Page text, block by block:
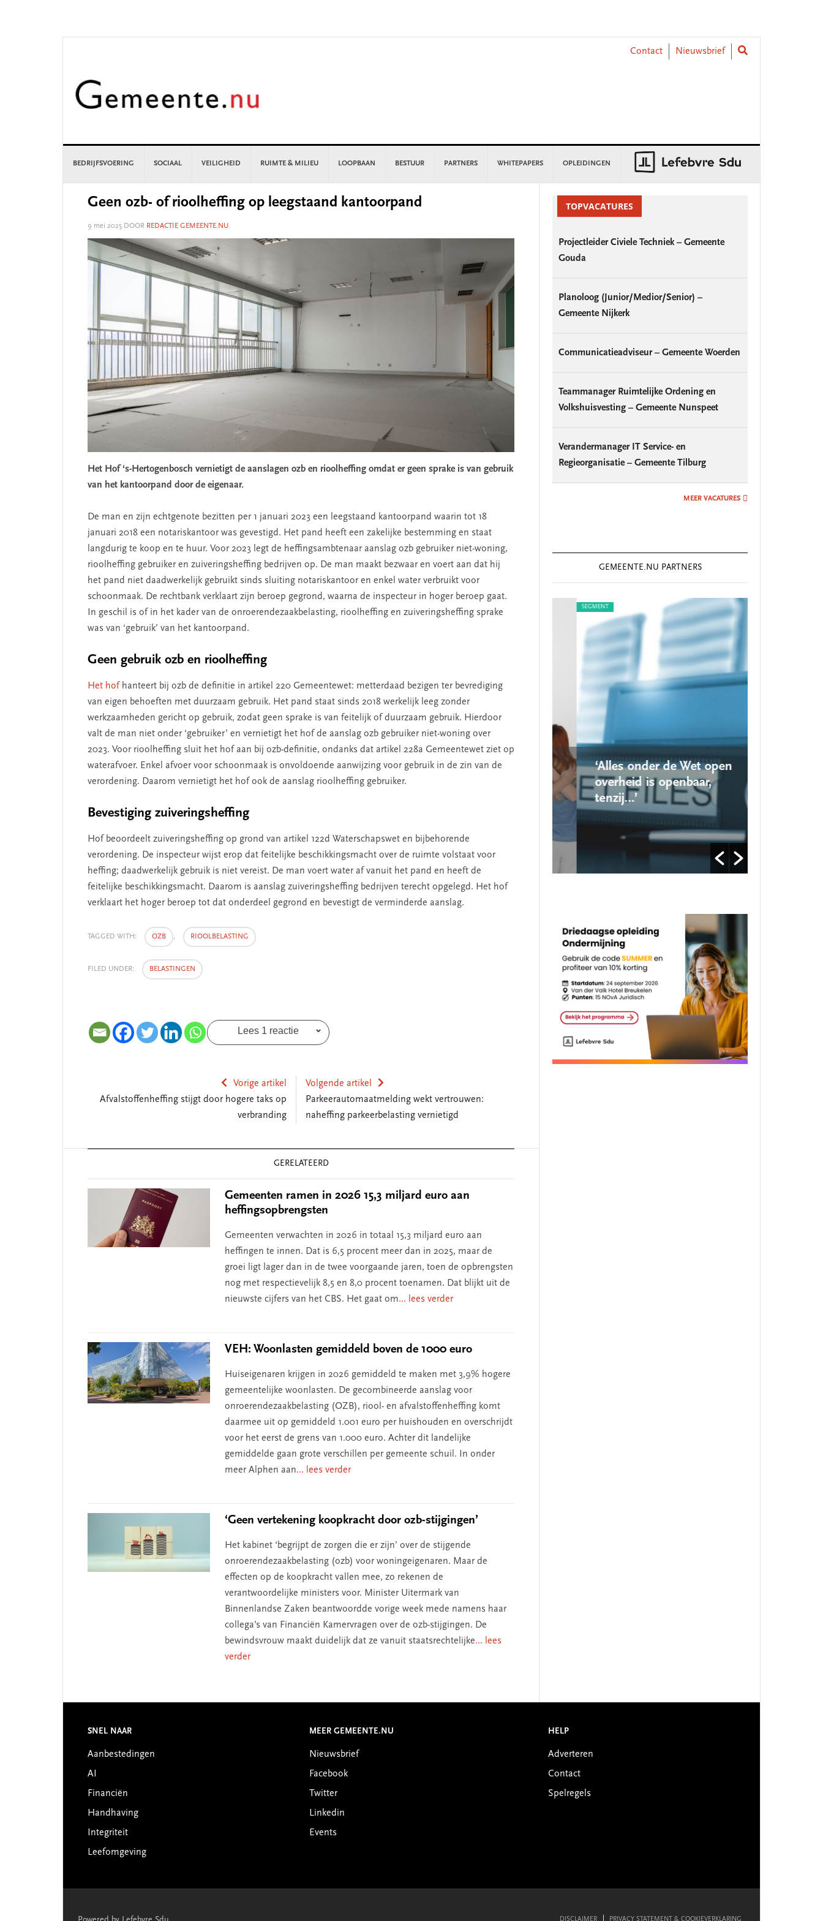
Contact
Nieuwsbrief
BEDRIJFSVOERING SOCIAAL VEILIGHEID RUIMTE & MILIEU LOOPBAAN BESTUUR PARTNERS WHITEPAPERS OPLEIDINGEN
Geen ozb- of rioolheffing op leegstaand kantoorpand
9 mei 2025 DOOR REDACTIE GEMEENTE.NU
Het Hof ‘s-Hertogenbosch vernietigt de aanslagen ozb en rioolheffing omdat er geen sprake is van gebruik
van het kantoorpand door de eigenaar.
De man en zijn echtgenote bezitten per 1 januari 2023 een leegstaand kantoorpand waarin tot 18
januari 2018 een notariskantoor was gevestigd. Het pand heeft een zakelijke bestemming en staat
langdurig te koop en te huur. Voor 2023 legt de heffingsambtenaar aanslag ozb gebruiker niet-woning,
rioolheffing gebruiker en zuiveringsheffing bedrijven op. De man maakt bezwaar en voert aan dat hij
het pand niet daadwerkelijk gebruikt sinds sluiting notariskantoor en enkel water verbruikt voor
schoonmaak. De rechtbank verklaart zijn beroep gegrond, waarna de inspecteur in hoger beroep gaat.
In geschil is of in het kader van de onroerendezaakbelasting, rioolheffing en zuiveringsheffing sprake
was van ‘gebruik’ van het kantoorpand.
Geen gebruik ozb en rioolheffing
Het hofhanteert bij ozb de definitie in artikel 220 Gemeentewet: metterdaad bezigen ter bevrediging
van eigen behoeften met duurzaam gebruik. Het pand staat sinds 2018 werkelijk leeg zonder
werkzaamheden gericht op gebruik, zodat geen sprake is van feitelijk of duurzaam gebruik. Hierdoor
valt de man niet onder ‘gebruiker’ en vernietigt het hof de aanslag ozb gebruiker niet-woning over
2023. Voor rioolheffing sluit het hof aan bij ozb-definitie, ondanks dat artikel 228a Gemeentewet ziet op
waterafvoer. Enkel afvoer voor schoonmaak is onvoldoende aanwijzing voor gebruik in de zin van de
verordening. Daarom vernietigt het hof ook de aanslag rioolheffing gebruiker.
Bevestiging zuiveringsheffing
Hof beoordeelt zuiveringsheffing op grond van artikel 122d Waterschapswet en bijbehorende
verordening. De inspecteur wijst erop dat feitelijke beschikkingsmacht over de ruimte volstaat voor
heffing; daadwerkelijk gebruik is niet vereist. De man voert water af vanuit het pand en heeft de
feitelijke beschikkingsmacht. Daarom is aanslag zuiveringsheffing bedrijven terecht opgelegd. Het hof
verklaart het hoger beroep tot dat onderdeel gegrond en bevestigt de verminderde aanslag.
TAGGED WITH: OZB , RIOOLBELASTING
FILED UNDER: BELASTINGEN
Lees 1 reactie
Vorige artikel
Afvalstoffenheffing stijgt door hogere taks op
verbranding
Volgende artikel
Parkeerautomaatmelding wekt vertrouwen:
naheffing parkeerbelasting vernietigd
GERELATEERD
Gemeenten ramen in 2026 15,3 miljard euro aan
heffingsopbrengsten
Gemeenten verwachten in 2026 in totaal 15,3 miljard euro aan
heffingen te innen. Dat is 6,5 procent meer dan in 2025, maar de
groei ligt lager dan in de twee voorgaande jaren, toen de opbrengsten
nog met respectievelijk 8,5 en 8,0 procent toenamen. Dat blijkt uit de
nieuwste cijfers van het CBS. Het gaat om... lees verder
VEH: Woonlasten gemiddeld boven de 1000 euro
Huiseigenaren krijgen in 2026 gemiddeld te maken met 3,9% hogere
gemeentelijke woonlasten. De gecombineerde aanslag voor
onroerendezaakbelasting (OZB), riool- en afvalstoffenheffing komt
daarmee uit op gemiddeld 1.001 euro per huishouden en overschrijdt
voor het eerst de grens van 1.000 euro. Achter dit landelijke
gemiddelde gaan grote verschillen per gemeente schuil. In onder
meer Alphen aan... lees verder
‘Geen vertekening koopkracht door ozb-stijgingen’
Het kabinet ‘begrijpt de zorgen die er zijn’ over de stijgende
onroerendezaakbelasting (ozb) voor woningeigenaren. Maar de
effecten op de koopkracht vallen mee, zo rekenen de
verantwoordelijke ministers voor. Minister Uitermark van
Binnenlandse Zaken beantwoordde vorige week mede namens haar
collega’s van Financiën Kamervragen over de ozb-stijgingen. De
bewindsvrouw maakt duidelijk dat ze vanuit staatsrechtelijke... lees
verder
SidebarTOPVACATURES
Projectleider Civiele Techniek – Gemeente
Gouda
Planoloog (Junior/Medior/Senior) –
Gemeente Nijkerk
Communicatieadviseur – Gemeente Woerden
Teammanager Ruimtelijke Ordening en
Volkshuisvesting – Gemeente Nunspeet
Verandermanager IT Service- en
Regieorganisatie – Gemeente Tilburg
MEER VACATURES
GEMEENTE.NU PARTNERS
missie van Segment
SEGMENT
‘Persoonlijk leiderschap
begint bij zelfkennis’
SEGMENT
‘Met een integrale aanpak
kun je de jeugd beter
SEGMENT
‘Alles onder de Wet open
overheid is openbaar,
tenzij…’
Footer
SNEL NAAR
Aanbestedingen
AI
Financiën
Handhaving
Integriteit
Leefomgeving
MEER GEMEENTE.NU
Nieuwsbrief
Facebook
Twitter
Linkedin
Events
HELP
Adverteren
Contact
Spelregels
DISCLAIMER PRIVACY STATEMENT & COOKIEVERKLARING